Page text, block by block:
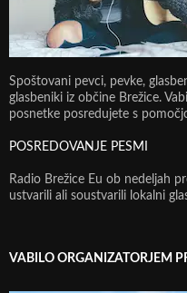
Spoštovani pevci, pevke,
glasbeniki iz občine Brežice.
posnetke posredujete s
POSREDOVANJE PESMI
Radio Brežice Eu ob nedeljah
ustvarili ali soustvarili lokalni
VABILO ORGANIZATORJEM